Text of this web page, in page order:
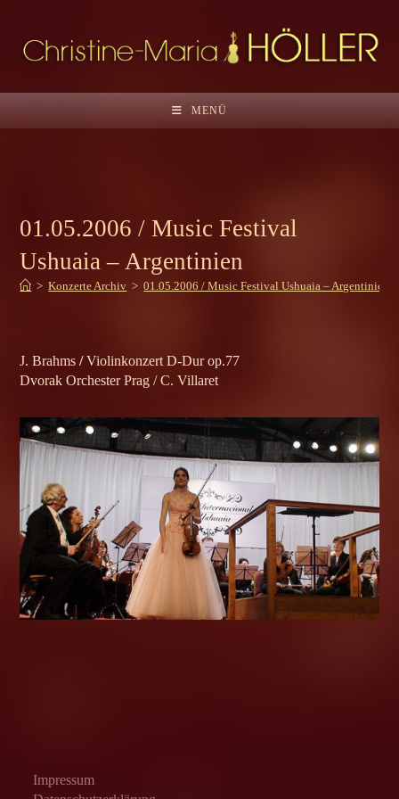
springen
MENÜ
01.05.2006 / Music Festival
Ushuaia – Argentinien
> Konzerte Archiv > 01.05.2006 / Music Festival Ushuaia – Argentinien
J. Brahms /Violinkonzert D-Dur op.77
Dvorak Orchester Prag / C. Villaret
Impressum